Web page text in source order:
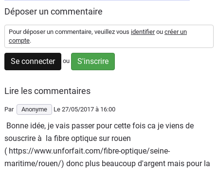
Avis
Forum
Scooters
&
Marques
Auto
Déposer un commentaire
Pour déposer un commentaire, veuillez vous identifierou créer un
compte.
Se connecter ou S'inscrire
Lire les commentaires
Par Anonyme Le 27/05/2017 à 16:00
Bonne idée, je vais passer pour cette fois ca je viens de
souscrire à la fibre optique sur rouen
( https://www.unforfait.com/fibre-optique/seine-
maritime/rouen/) donc plus beaucoup d'argent mais pour la